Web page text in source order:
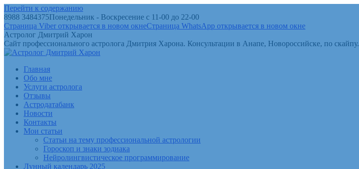
Перейти к содержанию
8988 3484375Понедельник - Воскресение с 11-00 до 22-00
Страница Viber открывается в новом окнеСтраница WhatsApp открывается в новом окне
Астролог Дмитрий Харон
Сайт профессионального астролога Дмитрия Харона. Консультации в Анапе, Новороссийске, по скайпу.
Главная
Обо мне
Услуги астролога
Отзывы
Астродатабанк
Новости
Контакты
Мои статьи
Статьи на тему профессиональной астрологии
Гороскоп и знаки зодиака
Нейролингвистическое программирование
Лунный календарь 2025